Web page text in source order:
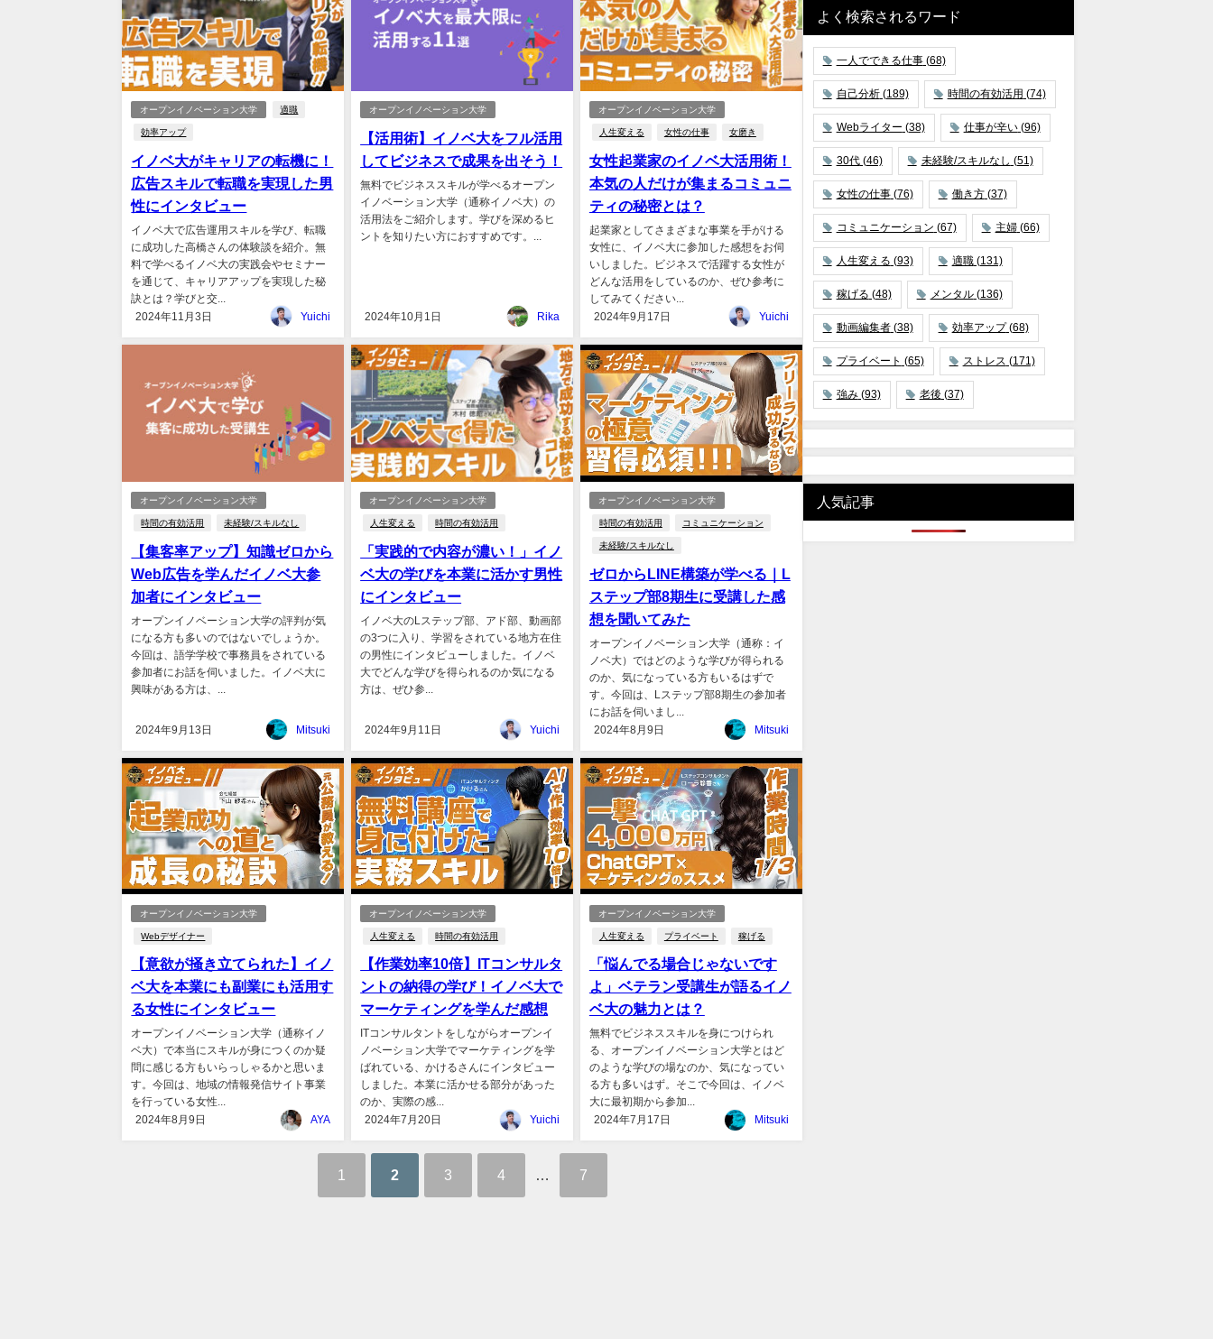
オープンイノベーション大学 適職
効率アップ
イノベ大がキャリアの転機に！
広告スキルで転職を実現した男
性にインタビュー
イノベ大で広告運用スキルを学び、転職
に成功した高橋さんの体験談を紹介。無
料で学べるイノベ大の実践会やセミナー
を通じて、キャリアアップを実現した秘
訣とは？学びと交...
2024年11月3日
Yuichi
オープンイノベーション大学
【活用術】イノベ大をフル活用
してビジネスで成果を出そう！
無料でビジネススキルが学べるオープン
イノベーション大学（通称イノベ大）の
活用法をご紹介します。学びを深めるヒ
ントを知りたい方におすすめです。...
2024年10月1日 Rika
オープンイノベーション大学
人生変える 女性の仕事 女磨き
女性起業家のイノベ大活用術！
本気の人だけが集まるコミュニ
ティの秘密とは？
起業家としてさまざまな事業を手がける
女性に、イノベ大に参加した感想をお伺
いしました。ビジネスで活躍する女性が
どんな活用をしているのか、ぜひ参考に
してみてください...
2024年9月17日
Yuichi
オープンイノベーション大学
時間の有効活用 未経験/スキルなし
【集客率アップ】知識ゼロから
Web広告を学んだイノベ大参
加者にインタビュー
オープンイノベーション大学の評判が気
になる方も多いのではないでしょうか。
今回は、語学学校で事務員をされている
参加者にお話を伺いました。イノベ大に
興味がある方は、...
2024年9月13日 Mitsuki
オープンイノベーション大学
人生変える 時間の有効活用
「実践的で内容が濃い！」イノ
ベ大の学びを本業に活かす男性
にインタビュー
イノベ大のLステップ部、アド部、動画部
の3つに入り、学習をされている地方在住
の男性にインタビューしました。イノベ
大でどんな学びを得られるのか気になる
方は、ぜひ参...
2024年9月11日 Yuichi
オープンイノベーション大学
時間の有効活用 コミュニケーション
未経験/スキルなし
ゼロからLINE構築が学べる｜L
ステップ部8期生に受講した感
想を聞いてみた
オープンイノベーション大学（通称：イ
ノベ大）ではどのような学びが得られる
のか、気になっている方もいるはずで
す。今回は、Lステップ部8期生の参加者
にお話を伺いまし...
2024年8月9日
Mitsuki
オープンイノベーション大学
Webデザイナー
【意欲が掻き立てられた】イノ
ベ大を本業にも副業にも活用す
る女性にインタビュー
オープンイノベーション大学（通称イノ
ベ大）で本当にスキルが身につくのか疑
問に感じる方もいらっしゃるかと思いま
す。今回は、地域の情報発信サイト事業
を行っている女性...
2024年8月9日
AYA
オープンイノベーション大学
人生変える 時間の有効活用
【作業効率10倍】ITコンサルタ
ントの納得の学び！イノベ大で
マーケティングを学んだ感想
ITコンサルタントをしながらオープンイ
ノベーション大学でマーケティングを学
ばれている、かけるさんにインタビュー
しました。本業に活かせる部分があった
のか、実際の感...
2024年7月20日
Yuichi
オープンイノベーション大学
人生変える プライベート 稼げる
「悩んでる場合じゃないです
よ」ベテラン受講生が語るイノ
ベ大の魅力とは？
無料でビジネススキルを身につけられ
る、オープンイノベーション大学とはど
のような学びの場なのか、気になってい
る方も多いはず。そこで今回は、イノベ
大に最初期から参加...
2024年7月17日
Mitsuki
1 2 3 4 … 7
よく検索されるワード
一人でできる仕事(68)
自己分析(189) 時間の有効活用 (74)
Webライター (38) 仕事が辛い(96)
30代(46) 未経験/スキルなし (51)
女性の仕事(76) 働き方(37)
コミュニケーション (67) 主婦(66)
人生変える (93) 適職(131)
稼げる (48) メンタル(136)
動画編集者(38) 効率アップ(68)
プライベート (65) ストレス (171)
強み(93) 老後 (37)
人気記事